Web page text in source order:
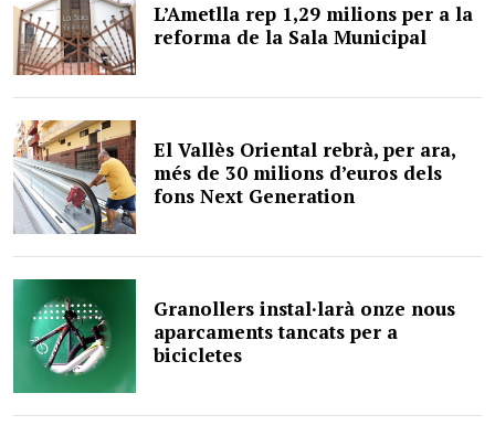
L’Ametlla rep 1,29 milions per a la
reforma de la Sala Municipal
El Vallès Oriental rebrà, per ara,
més de 30 milions d’euros dels
fons Next Generation
Granollers instal·larà onze nous
aparcaments tancats per a
bicicletes